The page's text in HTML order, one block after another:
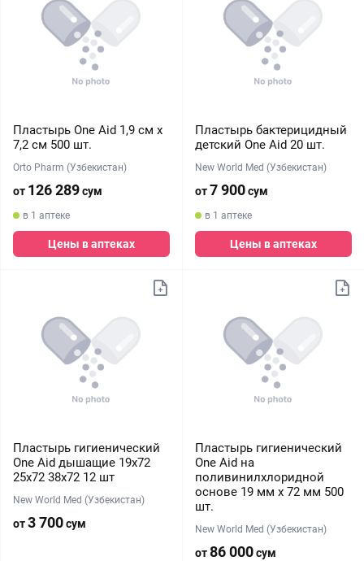
Пластырь One Aid 1,9 см х
7,2 см 500 шт.
Orto Pharm (Узбекистан)
от 126 289сум
в 1 аптеке
Цены в аптеках
Пластырь бактерицидный
детский One Aid 20 шт.
New World Med (Узбекистан)
от7 900сум
в 1 аптеке
Цены в аптеках
Пластырь гигиенический
One Aid дышащие 19х72
25х72 38х72 12 шт
New World Med (Узбекистан)
от3 700сум
Пластырь гигиенический
One Aid на
поливинилхлоридной
основе 19 мм х 72 мм 500
шт.
New World Med (Узбекистан)
от86 000сум